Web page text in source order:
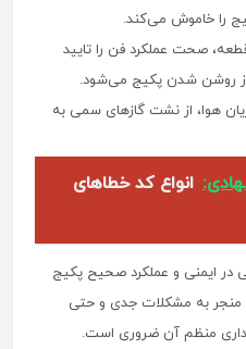
را خاموش می‌کند.
صحت عملکرد فن را تایید
از روشن شدن پکیج می‌شود.
هوا، از نشت گازهای سمی به
انواع کد خطاهای
در ایمنی و عملکرد صحیح پکیج
منجر به مشکلات جدی و حتی
منظم آن ضروری است.